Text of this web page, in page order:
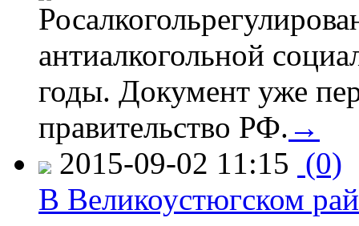
антиалкогольной
годы. Документ уже
правительство РФ. →
2015-09-02 11:15 (0)
В Великоустюгском